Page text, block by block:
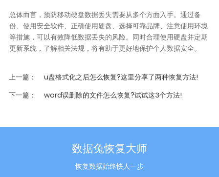
总体而言，预防移动硬盘数据丢失需要从多个方面入手。通过备
份、使用安全软件、正确使用硬盘、选择可靠品牌、注意使用环境
等措施，可以有效降低数据丢失的风险。同时合理使用硬盘并定期
更新系统，了解相关法规，将有助于更好地保护个人数据安全。
上一篇
u盘格式化之后怎么恢复?这里分享了两种恢复方法!
下一篇
word误删除的文件怎么恢复?试试这3个方法!
数据兔恢复大师
恢复数据始终快人一步